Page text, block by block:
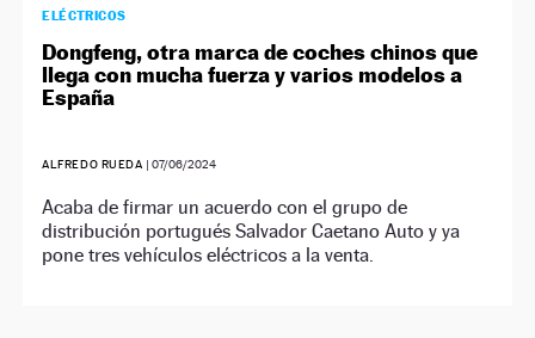
ELÉCTRICOS
Dongfeng, otra marca de coches chinos que
llega con mucha fuerza y varios modelos a
España
ALFREDO RUEDA |07/06/2024
Acaba de firmar un acuerdo con el grupo de
distribución portugués Salvador Caetano Auto y ya
pone tres vehículos eléctricos a la venta.